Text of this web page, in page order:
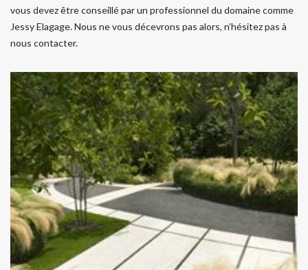
vous devez être conseillé par un professionnel du domaine comme
Jessy Elagage. Nous ne vous décevrons pas alors, n’hésitez pas à
nous contacter.